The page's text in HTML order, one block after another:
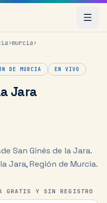
›murcia›
DE MURCIA EN VIVO
Jara
San Ginés de la Jara.
Jara, Región de Murcia.
GRATIS Y SIN REGISTRO